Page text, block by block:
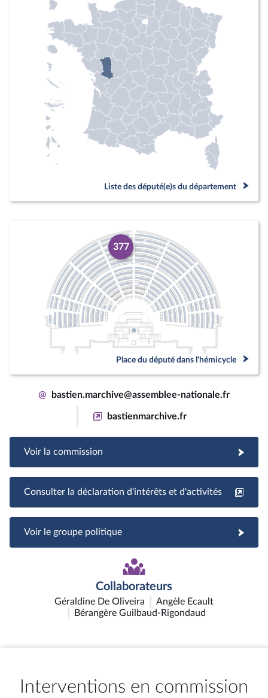
Liste des député(e)s du département
377
Place du député dans l'hémicycle
@ bastien.marchive@assemblee-nationale.fr
bastienmarchive.fr
Voir la commission
Consulter la déclaration d'intérêts et d'activités
Voir le groupe politique
Collaborateurs
Géraldine De Oliveira
Angèle Ecault
Bérangère Guilbaud-Rigondaud
Interventions en commission